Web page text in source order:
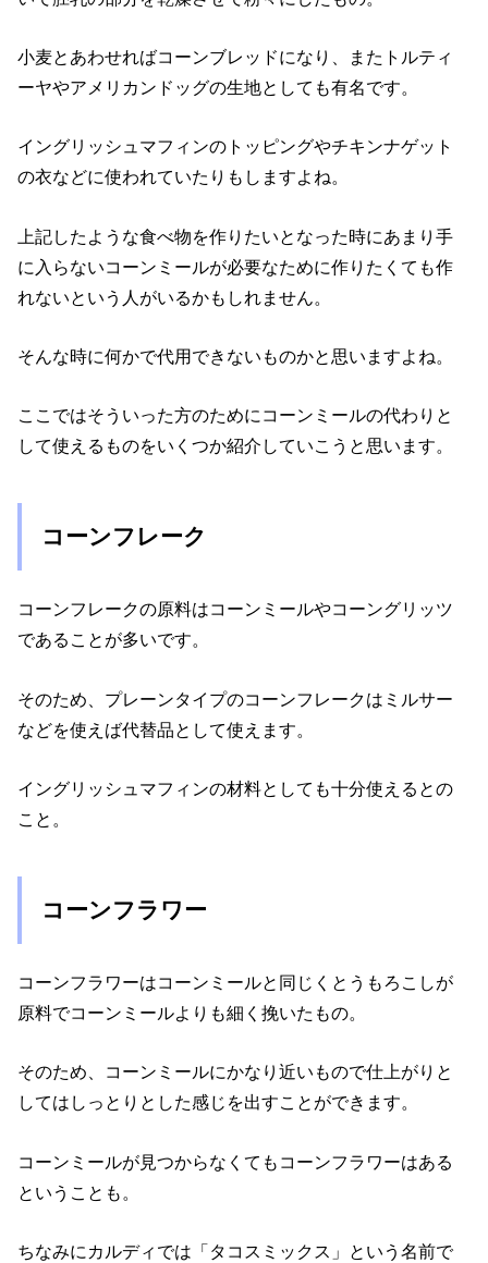
小麦とあわせればコーンブレッドになり、またトルティ
ーヤやアメリカンドッグの生地としても有名です。
イングリッシュマフィンのトッピングやチキンナゲット
の衣などに使われていたりもしますよね。
上記したような食べ物を作りたいとなった時にあまり手
に入らないコーンミールが必要なために作りたくても作
れないという人がいるかもしれません。
そんな時に何かで代用できないものかと思いますよね。
ここではそういった方のためにコーンミールの代わりと
して使えるものをいくつか紹介していこうと思います。
コーンフレーク
コーンフレークの原料はコーンミールやコーングリッツ
であることが多いです。
そのため、プレーンタイプのコーンフレークはミルサー
などを使えば代替品として使えます。
イングリッシュマフィンの材料としても十分使えるとの
こと。
コーンフラワー
コーンフラワーはコーンミールと同じくとうもろこしが
原料でコーンミールよりも細く挽いたもの。
そのため、コーンミールにかなり近いもので仕上がりと
してはしっとりとした感じを出すことができます。
コーンミールが見つからなくてもコーンフラワーはある
ということも。
ちなみにカルディでは「タコスミックス」という名前で